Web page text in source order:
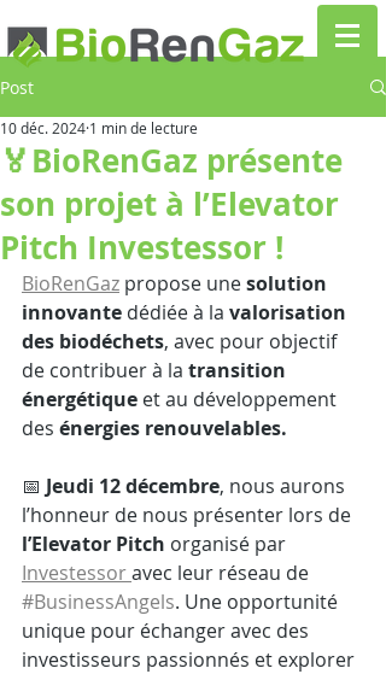
Post
🏅BioRenGaz présente
son projet à l’Elevator
Pitch Investessor !
10 déc. 2024 1 min de lecture
BioRenGaz propose une solution
innovante dédiée à la valorisation
des biodéchets, avec pour objectif
de contribuer à la transition
énergétique et au développement
des énergies renouvelables.
📅 Jeudi 12 décembre, nous aurons
l’honneur de nous présenter lors de
l’Elevator Pitch organisé par
Investessor avec leur réseau de
#BusinessAngels. Une opportunité
unique pour échanger avec des
investisseurs passionnés et explorer